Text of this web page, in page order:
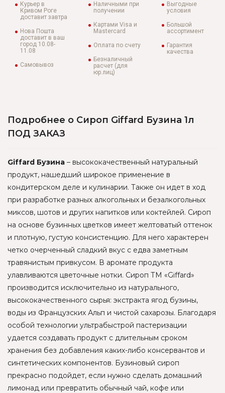
Курьер в
Кривом Роге
доставит завтра
Нова Пошта
доставит в ваш
город 10.08-
11.08
Самовывоз
Наличными при
получении
Картами Visa и
Mastercard
Оплата по счету
Безналичный
расчет (для
юр.лиц)
Выгодные
условия
Большой
ассортимент
Гарантия
качества
Подробнее о Сироп Giffard Бузина 1л
ПОД ЗАКАЗ
Giffard Бузина – высококачественный натуральный
продукт, нашедший широкое применение в
кондитерском деле и кулинарии. Также он идет в ход
при разработке разных алкогольных и безалкогольных
миксов, шотов и других напитков или коктейлей. Сироп
на основе бузинных цветков имеет желтоватый оттенок
и плотную, густую консистенцию. Для него характерен
четко очерченный сладкий вкус с едва заметным
травянистым привкусом. В аромате продукта
улавливаются цветочные нотки. Сироп ТМ «Giffard»
производится исключительно из натурального,
высококачественного сырья: экстракта ягод бузины,
воды из Французских Альп и чистой сахарозы. Благодаря
особой технологии ультрабыстрой пастеризации
удается создавать продукт с длительным сроком
хранения без добавления каких-либо консервантов и
синтетических компонентов. Бузиновый сироп
прекрасно подойдет, если нужно сделать домашний
лимонад или превратить обычный чай, кофе или